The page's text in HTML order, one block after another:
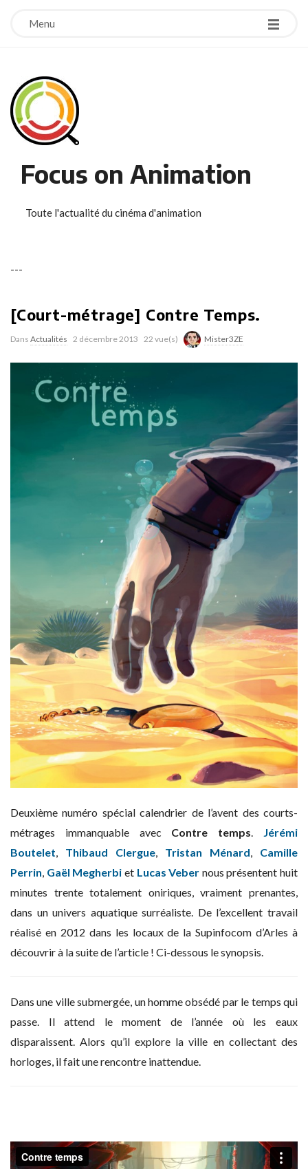
Menu
Focus on Animation
Toute l'actualité du cinéma d'animation
---
[Court-métrage] Contre Temps.
Dans Actualités 2 décembre 2013 22 vue(s) Mister3ZE
Deuxième numéro spécial calendrier de l’avent des courts-
métrages immanquable avec Contre temps
Jérémi
Boutelet
Thibaud Clergue Tristan Ménard
Camille
Perrin Gaël Megherbi et Lucas Veber nous présentent huit
minutes trente totalement oniriques, vraiment prenantes,
dans un univers aquatique surréaliste. De l’excellent travail
réalisé en 2012 dans les locaux de la Supinfocom d’Arles à
découvrir à la suite de l’article ! Ci-dessous le synopsis.
Dans une ville submergée, un homme obsédé par le temps qui
passe. Il attend le moment de l’année où les eaux
disparaissent. Alors qu’il explore la ville en collectant des
horloges, il fait une rencontre inattendue.